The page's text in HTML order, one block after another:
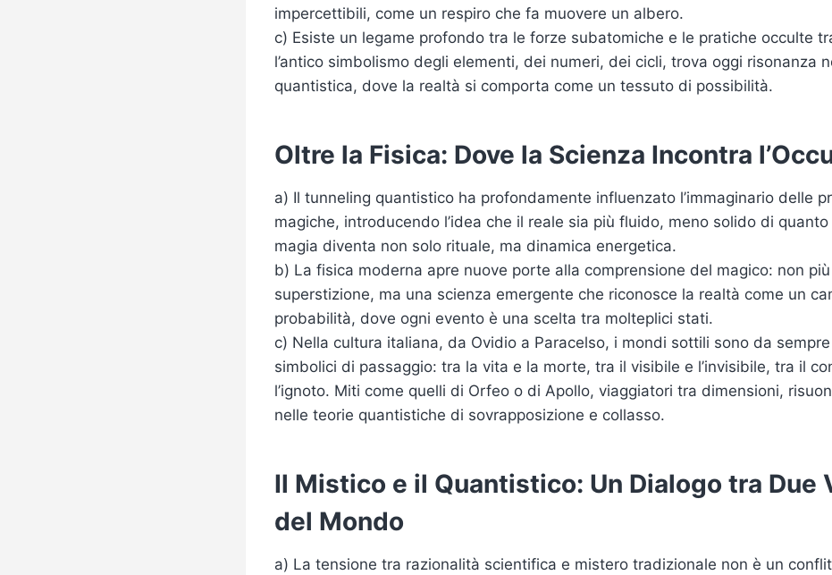
impercettibili, come un respiro che fa muovere un albero.
c) Esiste un legame profondo tra le forze subatomiche e le pratiche occulte
l’antico simbolismo degli elementi, dei numeri, dei cicli, trova oggi risonanza
quantistica, dove la realtà si comporta come un tessuto di possibilità.
Oltre la Fisica: Dove la Scienza Incontra
a) Il tunneling quantistico ha profondamente influenzato l’immaginario delle
magiche, introducendo l’idea che il reale sia più fluido, meno solido di
magia diventa non solo rituale, ma dinamica energetica.
b) La fisica moderna apre nuove porte alla comprensione del magico: non più
superstizione, ma una scienza emergente che riconosce la realtà come un
probabilità, dove ogni evento è una scelta tra molteplici stati.
c) Nella cultura italiana, da Ovidio a Paracelso, i mondi sottili sono da
simbolici di passaggio: tra la vita e la morte, tra il visibile e l’invisibile, tra il
l’ignoto. Miti come quelli di Orfeo o di Apollo, viaggiatori tra dimensioni,
nelle teorie quantistiche di sovrapposizione e collasso.
Il Mistico e il Quantistico: Un Dialogo tra Due
del Mondo
a) La tensione tra razionalità scientifica e mistero tradizionale non è un